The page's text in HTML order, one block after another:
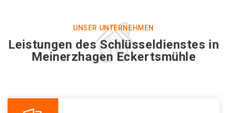
UNSER UNTERNEHMEN
Leistungen des Schlüsseldienstes in
Meinerzhagen Eckertsmühle